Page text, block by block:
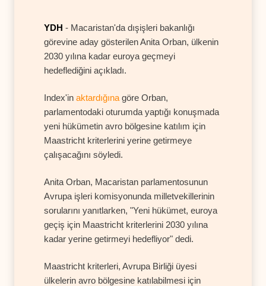
YDH - Macaristan'da dışişleri bakanlığı
görevine aday gösterilen Anita Orban, ülkenin
2030 yılına kadar euroya geçmeyi
hedeflediğini açıkladı.
Index'in aktardığına göre Orban,
parlamentodaki oturumda yaptığı konuşmada
yeni hükümetin avro bölgesine katılım için
Maastricht kriterlerini yerine getirmeye
çalışacağını söyledi.
Anita Orban, Macaristan parlamentosunun
Avrupa işleri komisyonunda milletvekillerinin
sorularını yanıtlarken, "Yeni hükümet, euroya
geçiş için Maastricht kriterlerini 2030 yılına
kadar yerine getirmeyi hedefliyor" dedi.
Maastricht kriterleri, Avrupa Birliği üyesi
ülkelerin avro bölgesine katılabilmesi için